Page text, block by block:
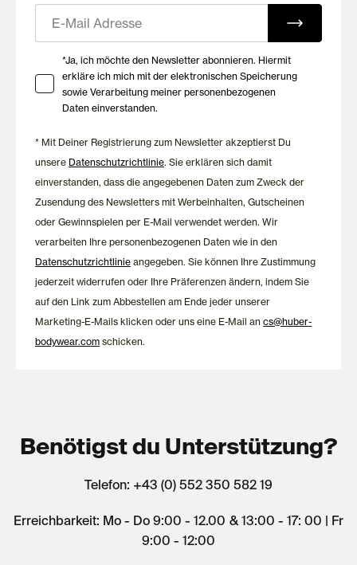
Komfort und Qualität seit
1908
Seit 1908 entwickelt HUBER Damenwäsche mit dem Anspruch,
Komfort, Qualität und zeitloses Design miteinander zu
langlebige Verarbeitung, ihre angenehme Passform und ihre
vielseitigen Kombinationsmöglichkeiten. So entstehen
Lieblingsstücke, die dich Tag für Tag begleiten.
Ihre Zustimmung zu Marketing E-Mails
*Ja, ich möchte den Newsletter abonnieren. Hiermit
erkläre ich mich mit der elektronischen Speicherung
sowie Verarbeitung meiner personenbezogenen
Daten einverstanden.
* Mit Deiner Registrierung zum Newsletter akzeptierst Du
unsere Datenschutzrichtlinie. Sie erklären sich damit
einverstanden, dass die angegebenen Daten zum Zweck der
Zusendung des Newsletters mit Werbeinhalten, Gutscheinen
oder Gewinnspielen per E-Mail verwendet werden. Wir
verarbeiten Ihre personenbezogenen Daten wie in den
Datenschutzrichtlinie angegeben. Sie können Ihre Zustimmung
jederzeit widerrufen oder Ihre Präferenzen ändern, indem Sie
auf den Link zum Abbestellen am Ende jeder unserer
Marketing-E-Mails klicken oder uns eine E-Mail ancs@huber-
bodywear.com schicken.
Benötigst du Unterstützung?
Telefon: +43 (0) 552 350 582 19
Erreichbarkeit: Mo - Do 9:00 - 12.00 & 13:00 - 17: 00 | Fr
9:00 - 12:00